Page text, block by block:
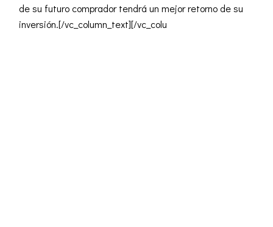
de su futuro comprador tendrá un mejor retorno de su
inversión.[/vc_column_text][/vc_colu